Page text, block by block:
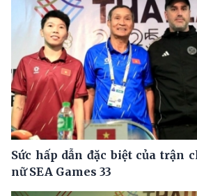
Sức hấp dẫn đặc biệt của trận
nữ SEA Games 33